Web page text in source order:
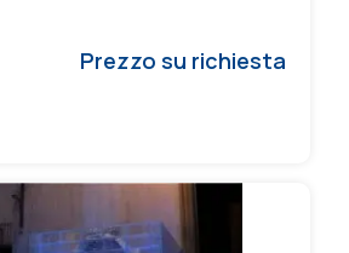
Prezzo su richiesta